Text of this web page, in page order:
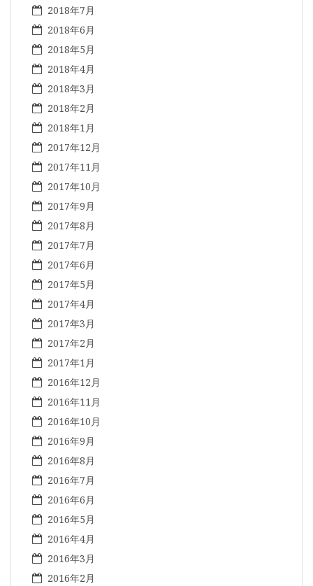
2018年7月
2018年6月
2018年5月
2018年4月
2018年3月
2018年2月
2018年1月
2017年12月
2017年11月
2017年10月
2017年9月
2017年8月
2017年7月
2017年6月
2017年5月
2017年4月
2017年3月
2017年2月
2017年1月
2016年12月
2016年11月
2016年10月
2016年9月
2016年8月
2016年7月
2016年6月
2016年5月
2016年4月
2016年3月
2016年2月